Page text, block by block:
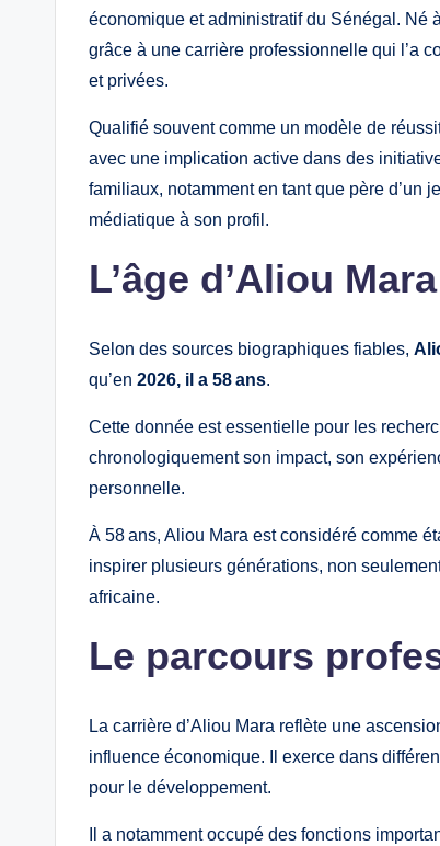
économique et administratif du Sénégal. Né
grâce à une carrière professionnelle qui l’a
et privées.
Qualifié souvent comme un modèle de
avec une implication active dans des
familiaux, notamment en tant que père d’un
médiatique à son profil.
L’âge d’Aliou
Selon des sources biographiques fiables,
qu’en 2026, il a 58 ans.
Cette donnée est essentielle pour les
chronologiquement son impact, son
personnelle.
À 58 ans, Aliou Mara est considéré comme
inspirer plusieurs générations, non
africaine.
Le parcours
La carrière d’Aliou Mara reflète une
influence économique. Il exerce dans
pour le développement.
Il a notamment occupé des fonctions